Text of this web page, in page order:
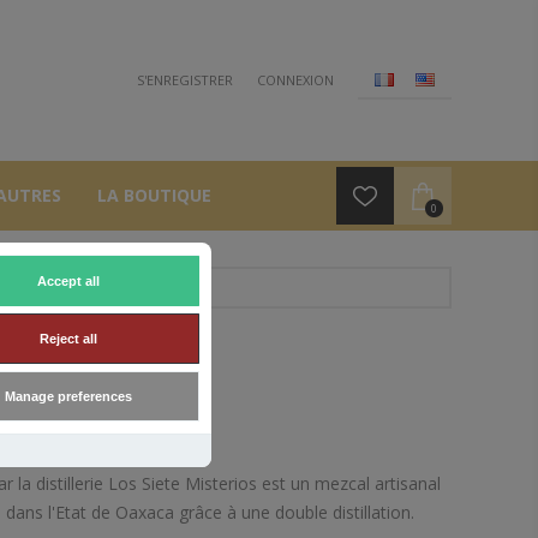
Accept all
Reject all
Manage preferences
S'ENREGISTRER CONNEXION
LA BOUTIQUE
0
la distillerie Los Siete Misterios est un mezcal artisanal
l'Etat de Oaxaca grâce à une double distillation.